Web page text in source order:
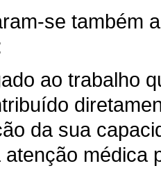
se também
ao trabalho
da sua
atenção médica